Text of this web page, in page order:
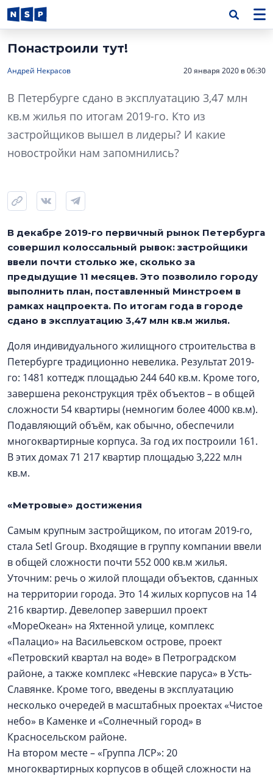
Понастроили тут!
Андрей Некрасов 20 января 2020 в 06:30
В Петербурге сдано в эксплуатацию 3,47 млн
кв.м жилья по итогам 2019-го. Кто из
застройщиков вышел в лидеры? И какие
новостройки нам запомнились?
В декабре 2019-го первичный рынок Петербурга
совершил колоссальный рывок: застройщики
ввели почти столько же, сколько за
предыдущие 11 месяцев. Это позволило городу
выполнить план, поставленный Минстроем в
рамках нацпроекта. По итогам года в городе
сдано в эксплуатацию 3,47 млн кв.м жилья.
Доля индивидуального жилищного строительства в
Петербурге традиционно невелика. Результат 2019-
го: 1481 коттедж площадью 244 640 кв.м. Кроме того,
завершена реконструкция трёх объектов – в общей
сложности 54 квартиры (немногим более 4000 кв.м).
Подавляющий объём, как обычно, обеспечили
многоквартирные корпуса. За год их построили 161.
В этих домах 71 217 квартир площадью 3,222 млн
кв.м.
«Метровые» достижения
Самым крупным застройщиком, по итогам 2019-го,
стала Setl Group. Входящие в группу компании ввели
в общей сложности почти 552 000 кв.м жилья.
Уточним: речь о жилой площади объектов, сданных
на территории города. Это 14 жилых корпусов на 14
216 квартир. Девелопер завершил проект
«МореОкеан» на Яхтенной улице, комплекс
«Палацио» на Васильевском острове, проект
«Петровский квартал на воде» в Петроградском
районе, а также комплекс «Невские паруса» в Усть-
Славянке. Кроме того, введены в эксплуатацию
несколько очередей в масштабных проектах «Чистое
небо» в Каменке и «Солнечный город» в
Красносельском районе.
На втором месте – «Группа ЛСР»: 20
многоквартирных корпусов в общей сложности на